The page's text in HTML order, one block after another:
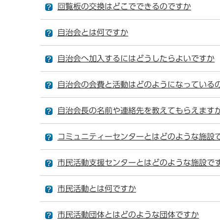
回覧板の交換はどこでできるのですか
自治会とは何ですか
自治会へ加入するにはどうしたらよいですか
自治会の会費と活動はどのようになっている
自治会長の名前や連絡先を教えてもらえます
コミュニティーセンターとはどのような施設
市民活動支援センターとはどのような施設で
市民活動とは何ですか
市民活動団体とはどのような団体ですか